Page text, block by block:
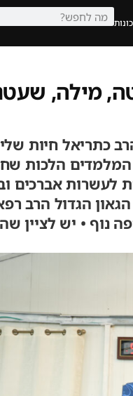
מילה,
כתריאל חיות
המלמדים הלכות
לעשרות אברכים
הגדול הרב
נוף • יש לציין